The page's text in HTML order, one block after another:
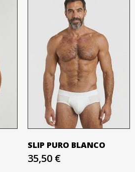
SLIP PURO BLANCO
35,50 €